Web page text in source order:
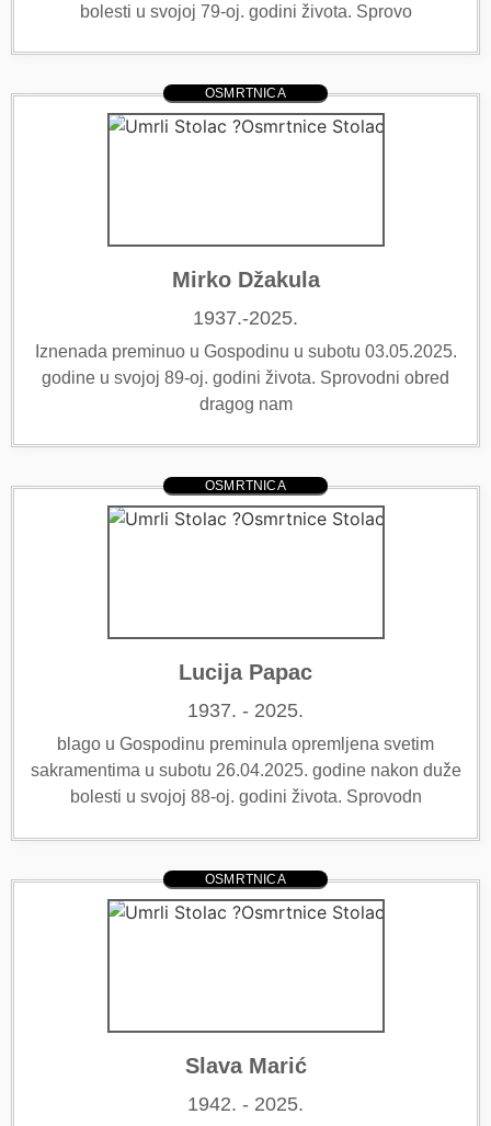
bolesti u svojoj 79-oj. godini života. Sprovo
OSMRTNICA
Mirko Džakula
1937.-2025.
Iznenada preminuo u Gospodinu u subotu 03.05.2025.
godine u svojoj 89-oj. godini života. Sprovodni obred
dragog nam
OSMRTNICA
Lucija Papac
1937. - 2025.
blago u Gospodinu preminula opremljena svetim
sakramentima u subotu 26.04.2025. godine nakon duže
bolesti u svojoj 88-oj. godini života. Sprovodn
OSMRTNICA
Slava Marić
1942. - 2025.